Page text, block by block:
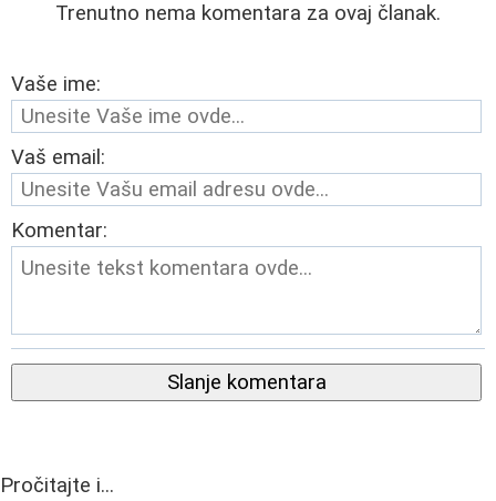
Trenutno nema komentara za ovaj članak.
Vaše ime:
Vaš email:
Komentar:
Slanje komentara
Pročitajte i...